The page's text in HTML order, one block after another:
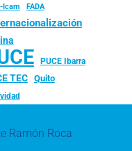
Icam FADA
PUCE Ibarra
TEC
Quito
Ramón Roca